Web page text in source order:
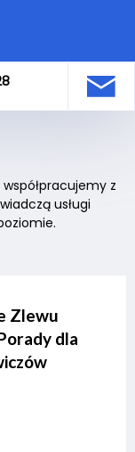
z
usługi
Zlewu
dla